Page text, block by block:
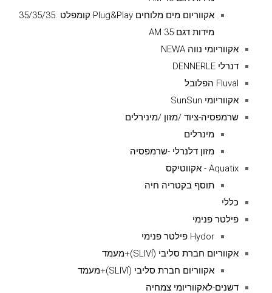
אקווריום מים מלוחים Plug&Play קומפלט .35/35/35
מידות דגם AM 35
אקווריומי נווה NEWA
דנרלי DENNERLE
Fluval הפלובל
אקווריומי SunSun
שרמפסיה-ציוד /מזון /מינירלים
מינרלים
מזון דלנרלי -שרמפסיה
Aquatix - אקווטיקס
תוסף בקטריה חיה
כללי
פילטר פנימי
Hydor פילטר פנימי
אקווריום חברת סליבי (SLIVIׂׂ)+מעמד
אקווריום חברת סליבי (SLIVIׂׂ)+מעמד
דשנים-לאקווריומי צמחיה